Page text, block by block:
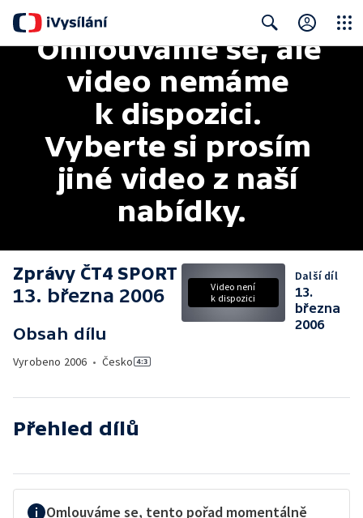
Search
Omlouváme se, ale
video nemáme
k dispozici.
Vyberte si prosím
jiné video z naší
nabídky.
Zprávy ČT4 SPORT
13. března 2006
Obsah dílu
Vyrobeno 2006 • Česko
Video není
k dispozici
Další díl
13.
března
2006
Přehled dílů
Omlouváme se, tento pořad momentálně